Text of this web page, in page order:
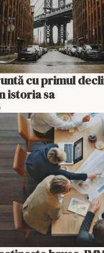
cu primul
istoria sa